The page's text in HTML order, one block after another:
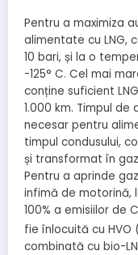
Pentru a maximiza
alimentate cu LNG,
10 bari, și la o
-125° C. Cel mai
conține suficient
1.000 km. Timpul
necesar pentru
timpul condusului,
și transformat în
Pentru a aprinde
infimă de motorină,
100% a emisiilor de
fie înlocuită cu
combinată cu bio-